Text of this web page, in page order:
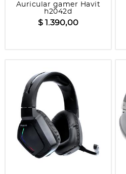
Auricular gamer Havit
h2042d
$ 1.390,00